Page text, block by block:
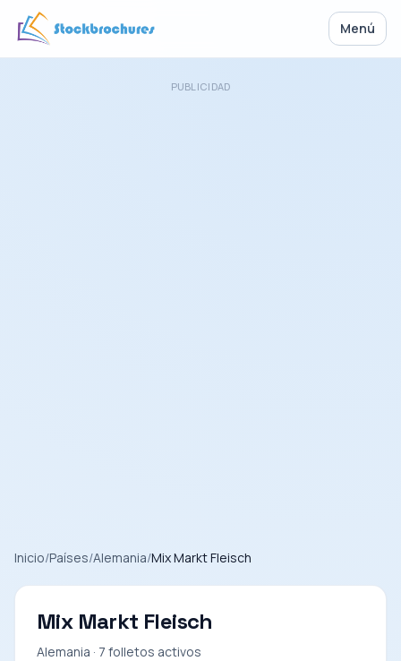
Menú
PUBLICIDAD
Inicio/Países/Alemania/Mix Markt Fleisch
Mix Markt Fleisch
Alemania · 7 folletos activos